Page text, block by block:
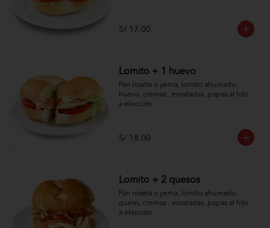
S/ 17.00
Lomito + 1 huevo
Pan roseta o yema, lomito ahumado,
huevo, cremas , ensaladas, papas al hilo
a elección.
S/ 18.00
Lomito + 2 quesos
Pan roseta o yema, lomito ahumado,
queso, cremas , ensaladas, papas al hilo
a elección.